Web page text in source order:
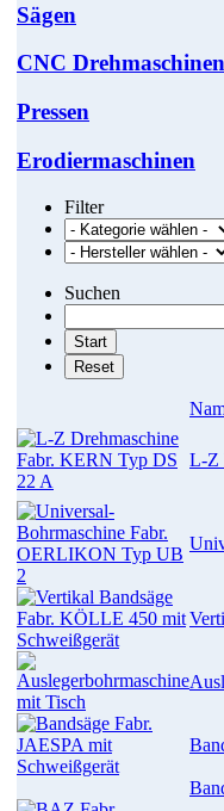
Sägen
CNC Drehmaschinen
Pressen
Erodiermaschinen
Filter
Suchen
L-Z